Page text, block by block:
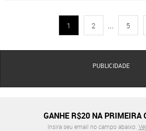
1 2 ... 5
PUBLICIDADE
GANHE R$20 NA PRIMEIRA
Insira seu email no campo abaixo.